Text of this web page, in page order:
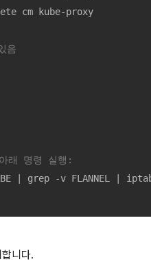
cm kube-proxy
음
래 명령 실행:
| grep -v FLANNEL |
니다.